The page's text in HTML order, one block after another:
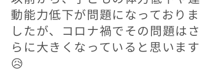
動能力低下が問題になっておりま
したが、コロナ禍でその問題はさ
らに大きくなっていると思います
😥